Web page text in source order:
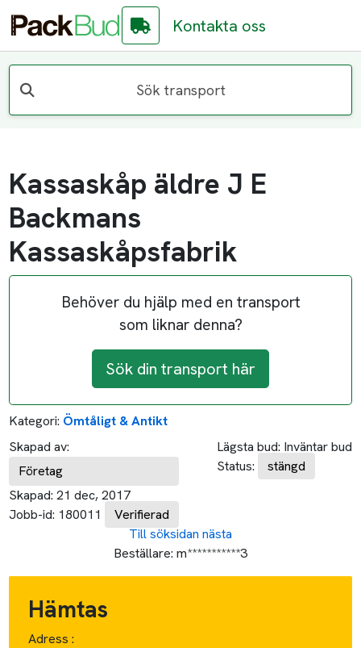
Kontakta oss
Sök transport
Kassaskåp äldre J E
Backmans
Kassaskåpsfabrik
Behöver du hjälp med en transport
som liknar denna?
Sök din transport här
Kategori: Ömtåligt & Antikt
Skapad av:
Företag
Skapad: 21 dec, 2017
Jobb-id: 180011 Verifierad
Lägsta bud: Inväntar bud
Status:
stängd
Till söksidan nästa
Beställare: m***********3
Hämtas
Adress :